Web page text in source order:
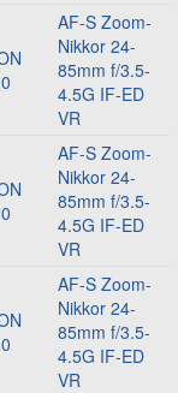
AF-S Zoom-
Nikkor 24-
85mm f/3.5-
4.5G IF-ED
VR
AF-S Zoom-
Nikkor 24-
85mm f/3.5-
4.5G IF-ED
VR
AF-S Zoom-
Nikkor 24-
85mm f/3.5-
4.5G IF-ED
VR